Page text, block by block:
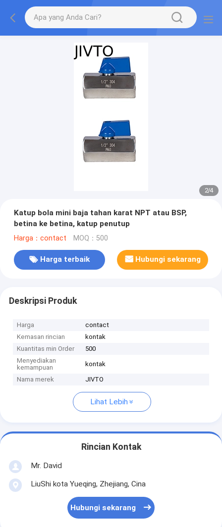
2/4
Katup bola mini baja tahan karat NPT atau BSP,
betina ke betina, katup penutup
Harga：contact MOQ：500
Harga terbaik Hubungi sekarang
Deskripsi Produk
Harga
contact
Kemasan rincian
kontak
Kuantitas min Order
500
Menyediakan
kemampuan
kontak
Nama merek JIVTO
Lihat Lebih
Rincian Kontak
Mr. David
LiuShi kota Yueqing, Zhejiang, Cina
Hubungi sekarang